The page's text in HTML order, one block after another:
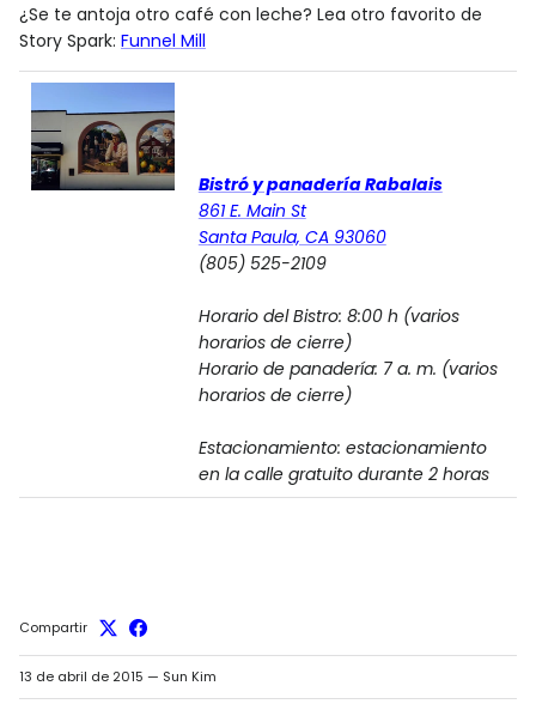
¿Se te antoja otro café con leche? Lea otro favorito de
Story Spark: Funnel Mill
Bistró y panadería Rabalais
861 E. Main St
Santa Paula, CA 93060
(805) 525-2109
Horario del Bistro: 8:00 h (varios
horarios de cierre)
Horario de panadería: 7 a. m. (varios
horarios de cierre)
Estacionamiento: estacionamiento
en la calle gratuito durante 2 horas
Compartir
13 de abril de 2015 — Sun Kim